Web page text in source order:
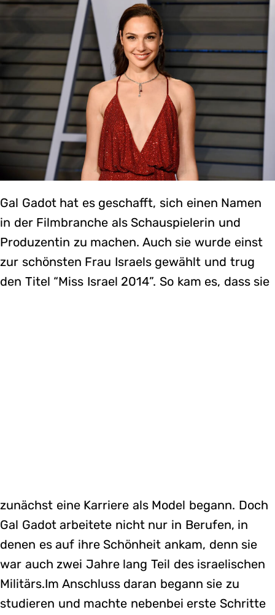
Gal Gadot hat es geschafft, sich einen Namen
in der Filmbranche als Schauspielerin und
Produzentin zu machen. Auch sie wurde einst
zur schönsten Frau Israels gewählt und trug
den Titel “Miss Israel 2014”. So kam es, dass sie
zunächst eine Karriere als Model begann. Doch
Gal Gadot arbeitete nicht nur in Berufen, in
denen es auf ihre Schönheit ankam, denn sie
war auch zwei Jahre lang Teil des israelischen
Militärs.Im Anschluss daran begann sie zu
studieren und machte nebenbei erste Schritte